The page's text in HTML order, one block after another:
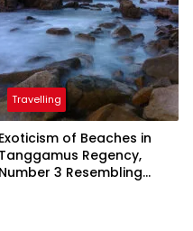
Travelling
Exoticism of Beaches in
Tanggamus Regency,
Number 3 Resembling